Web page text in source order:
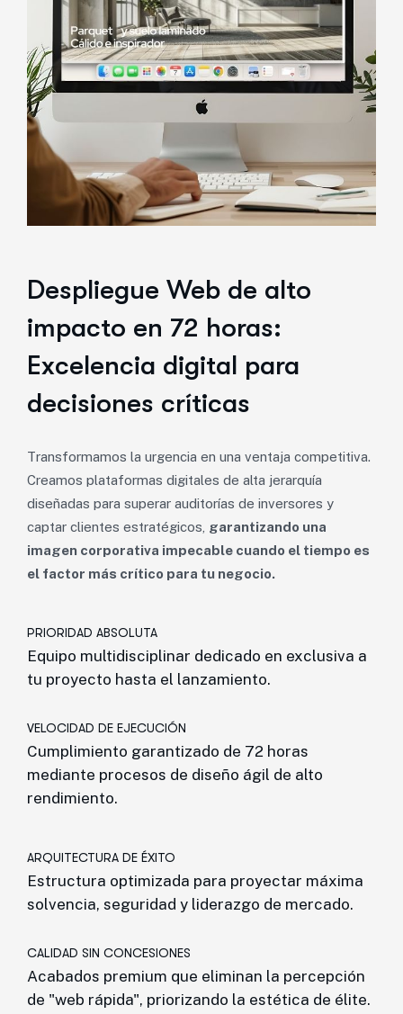
Despliegue Web de alto
impacto en 72 horas:
Excelencia digital para
decisiones críticas
Transformamos la urgencia en una ventaja competitiva.
Creamos plataformas digitales de alta jerarquía
diseñadas para superar auditorías de inversores y
captar clientes estratégicos, garantizando una
imagen corporativa impecable cuando el tiempo es
el factor más crítico para tu negocio.
PRIORIDAD ABSOLUTA
Equipo multidisciplinar dedicado en exclusiva a
tu proyecto hasta el lanzamiento.
VELOCIDAD DE EJECUCIÓN
Cumplimiento garantizado de 72 horas
mediante procesos de diseño ágil de alto
rendimiento.
ARQUITECTURA DE ÉXITO
Estructura optimizada para proyectar máxima
solvencia, seguridad y liderazgo de mercado.
CALIDAD SIN CONCESIONES
Acabados premium que eliminan la percepción
de "web rápida", priorizando la estética de élite.